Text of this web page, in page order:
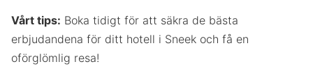
Vårt tips: Boka tidigt för att säkra de bästa
erbjudandena för ditt hotell i Sneek och få en
oförglömlig resa!